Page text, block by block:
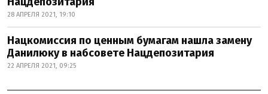
28 АПРЕЛЯ 2021, 19:10
Нацкомиссия по ценным бумагам нашла замену
Данилюку в набсовете Нацдепозитария
22 АПРЕЛЯ 2021, 09:25